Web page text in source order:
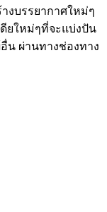
งบรรยากาศใหม่ๆ
ยใหม่ๆที่จะแบ่งปัน
น ผ่านทางช่องทาง